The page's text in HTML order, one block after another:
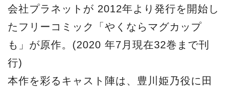
会社プラネットが 2012年より発行を開始し
たフリーコミック「やくならマグカップ
も」が原作。(2020 年7月現在32巻まで刊
行)
本作を彩るキャスト陣は、豊川姫乃役に田